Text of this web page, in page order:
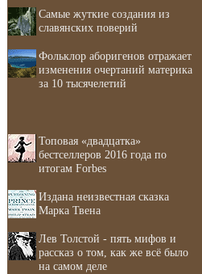
Самые жуткие создания из
славянских поверий
Фольклор аборигенов отражает
изменения очертаний материка
за 10 тысячелетий
Топовая «двадцатка»
бестселлеров 2016 года по
итогам Forbes
Издана неизвестная сказка
Марка Твена
Лев Толстой - пять мифов и
рассказ о том, как же всё было
на самом деле